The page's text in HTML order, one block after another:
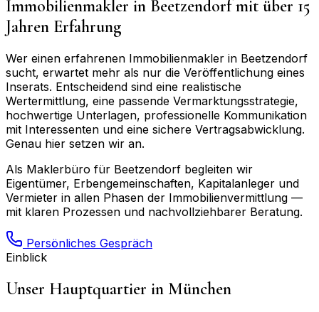
Immobilienmakler in Beetzendorfmit über 15
Jahren Erfahrung
Wer einen erfahrenen Immobilienmakler in Beetzendorf
sucht, erwartet mehr als nur die Veröffentlichung eines
Inserats. Entscheidend sind eine realistische
Wertermittlung, eine passende Vermarktungsstrategie,
hochwertige Unterlagen, professionelle Kommunikation
mit Interessenten und eine sichere Vertragsabwicklung.
Genau hier setzen wir an.
Als Maklerbüro für Beetzendorf begleiten wir
Eigentümer, Erbengemeinschaften, Kapitalanleger und
Vermieter in allen Phasen der Immobilienvermittlung —
mit klaren Prozessen und nachvollziehbarer Beratung.
Persönliches Gespräch
Einblick
Unser Hauptquartier in München